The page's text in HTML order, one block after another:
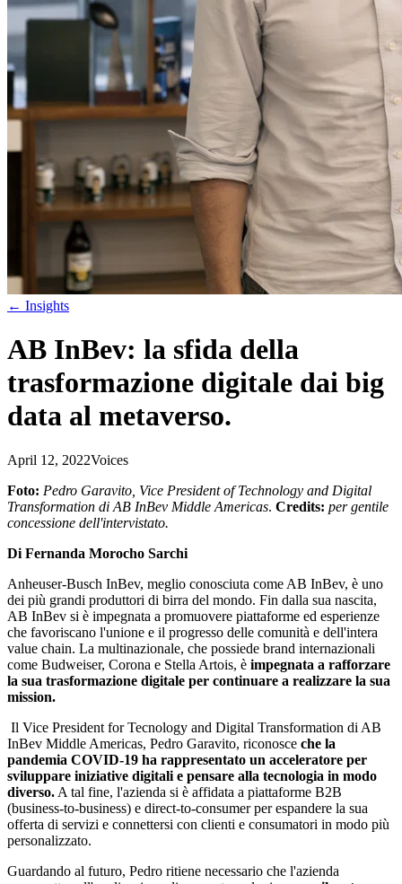
← Insights
AB InBev: la sfida della
trasformazione digitale dai big
data al metaverso.
April 12, 2022Voices
Foto: Pedro Garavito, Vice President of Technology and Digital
Transformation di AB InBev Middle Americas. Credits: pergentile
concessione dell'intervistato.
Di Fernanda Morocho Sarchi
Anheuser-Busch InBev, meglio conosciuta come AB InBev, è uno
dei più grandi produttori di birra del mondo. Fin dalla sua nascita,
AB InBev si è impegnata a promuovere piattaforme ed esperienze
che favoriscano l'unione e il progresso delle comunità e dell'intera
value chain. La multinazionale, che possiede brand internazionali
come Budweiser, Corona e Stella Artois, è impegnata a rafforzare
la sua trasformazione digitale per continuare a realizzare la sua
mission.
Il Vice President for Tecnology and Digital Transformation di AB
InBev Middle Americas, Pedro Garavito, riconosce che la
pandemia COVID-19 ha rappresentato un acceleratore per
sviluppare iniziative digitali e pensare alla tecnologia in modo
diverso. A tal fine, l'azienda si è affidata a piattaforme B2B
(business-to-business) e direct-to-consumer per espandere la sua
offerta di servizi e connettersi con clienti e consumatori in modo più
personalizzato.
Guardando al futuro, Pedro ritiene necessario che l'azienda